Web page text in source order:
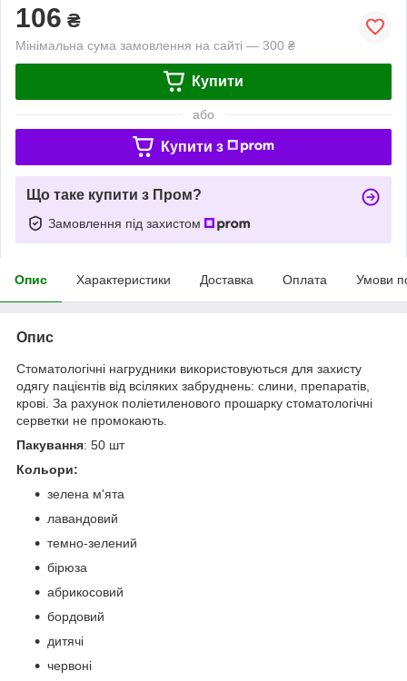
106 ₴
Мінімальна сума замовлення на сайті — 300 ₴
Купити
або
Купити з
Що таке купити з Пром?
Замовлення під захистом
Опис Характеристики Доставка Оплата Умови
Опис
Стоматологічні нагрудники використовуються для захисту
одягу пацієнтів від всіляких забруднень: слини, препаратів,
крові. За рахунок поліетиленового прошарку стоматологічні
серветки не промокають.
Пакування: 50 шт
Кольори:
зелена м'ята
лавандовий
темно-зелений
бірюза
абрикосовий
бордовий
дитячі
червоні